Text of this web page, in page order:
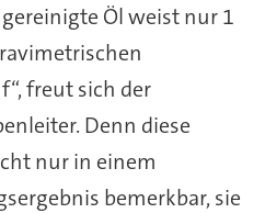
Öl weist nur 1
freut sich der
Denn diese
nur in einem
bemerkbar, sie